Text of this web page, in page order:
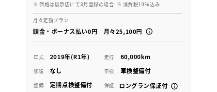
※ 価格は展示店にて8月登録の場合 ※ 消費税10％込み
月々定額プラン
頭金・ボーナス払い0円 月々25,100円
年式 2019年(R1年) 走行 60,000km
修復 なし 車検 車検整備付
整備 定期点検整備付 保証 ロングラン保証付